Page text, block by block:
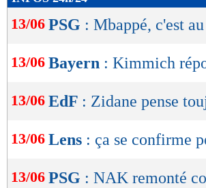
de
lecture
OK
13/06 PSG : Mbappé, c'est
13/06 Bayern : Kimmich
13/06 EdF : Zidane pense
13/06 Lens : ça se confirme
13/06 PSG : NAK remonté